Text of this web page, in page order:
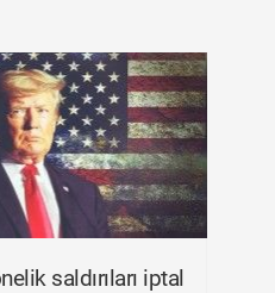
saldırıları iptal